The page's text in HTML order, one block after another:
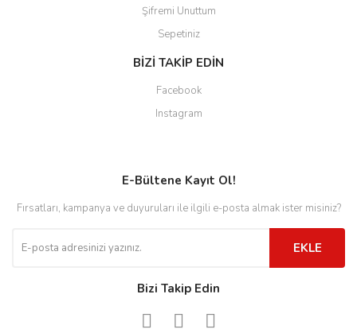
Şifremi Unuttum
Sepetiniz
BİZİ TAKİP EDİN
Facebook
Instagram
E-Bültene Kayıt Ol!
Fırsatları, kampanya ve duyuruları ile ilgili e-posta almak ister misiniz?
EKLE
Bizi Takip Edin